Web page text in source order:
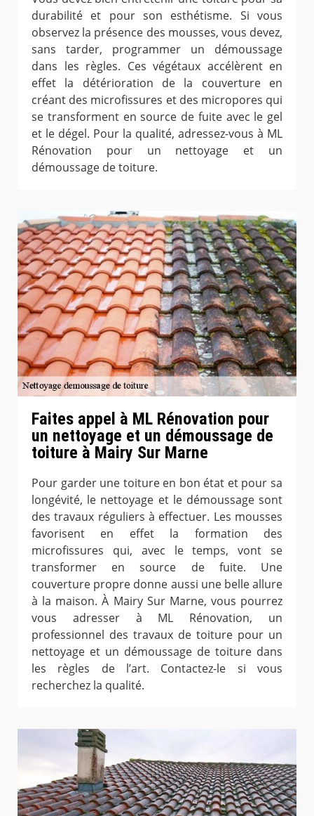
durabilité et pour son esthétisme. Si vous
observez la présence des mousses, vous devez,
sans tarder, programmer un démoussage
dans les règles. Ces végétaux accélèrent en
effet la détérioration de la couverture en
créant des microfissures et des micropores qui
se transforment en source de fuite avec le gel
et le dégel. Pour la qualité, adressez-vous à ML
Rénovation pour un nettoyage et un
démoussage de toiture.
Faites appel à ML Rénovation pour
un nettoyage et un démoussage de
toiture à Mairy Sur Marne
Pour garder une toiture en bon état et pour sa
longévité, le nettoyage et le démoussage sont
des travaux réguliers à effectuer. Les mousses
favorisent en effet la formation des
microfissures qui, avec le temps, vont se
transformer en source de fuite. Une
couverture propre donne aussi une belle allure
à la maison. À Mairy Sur Marne, vous pourrez
vous adresser à ML Rénovation, un
professionnel des travaux de toiture pour un
nettoyage et un démoussage de toiture dans
les règles de l’art. Contactez-le si vous
recherchez la qualité.